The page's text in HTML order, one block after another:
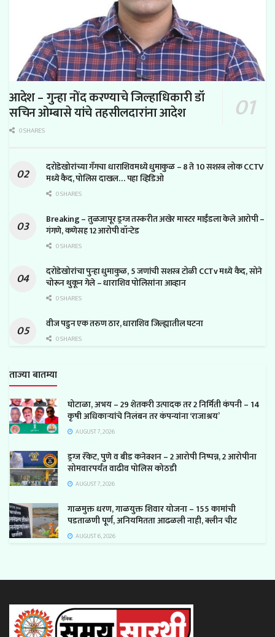
आदेश – गुन्हा नोंद करण्याचे जिल्हाधिकारी डॉ
सचिन ओम्बासे यांचे तहसीलदारांना आदेश
0 SHARES
दरोडेखोरांच्या गँगचा धाराशिवमध्ये धुमाकुळ – 8 ते 10 सशस्त्र लोक CCTV
मध्ये कैद, पोलिस दाखल… पहा व्हिडिओ
0 SHARES
Breaking – तुळजापूर ड्रग्ज तस्करीत अखेर मास्टर माईंडला केले आरोपी –
गंगणे, कणेसह 12 आरोपी वॉन्टेड
0 SHARES
दरोडेखोरांचा पुन्हा धुमाकुळ, 5 जणांची सशस्त्र टोळी CCTv मध्ये कैद, सोने
चोरून थुकून गेले – धाराशिव पोलिसांना आव्हान
0 SHARES
वीज पडुन एक तरुण ठार, धाराशिव जिल्ह्यातील घटना
0 SHARES
ताज्या बातम्या
घोटाळा, अभय – 29 शेतकरी उत्पादक तर 2 निर्मिती कंपनी – 14
कृषी अधिकाऱ्यांचे निलंबन तर कंपन्यांना ‘राजाश्रय’
AUGUST 7, 2026
ड्रग्ज रॅकेट, पुणे व बीड कनेक्शन – 2 आरोपी निष्पन्न, 2 आरोपीना
सोमवारपर्यंत वाढीव पोलिस कोठडी
AUGUST 7, 2026
गाळमुक्त धरण, गाळयुक्त शिवार योजना – 155 कामांची
पडताळणी पूर्ण, अनियमितता आढळली नाही, क्लीन चीट
AUGUST 6, 2026